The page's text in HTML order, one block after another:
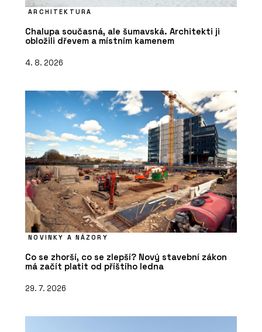
ARCHITEKTURA
Chalupa současná, ale šumavská. Architekti ji
obložili dřevem a místním kamenem
4. 8. 2026
NOVINKY A NÁZORY
Co se zhorší, co se zlepší? Nový stavební zákon
má začít platit od příštího ledna
29. 7. 2026